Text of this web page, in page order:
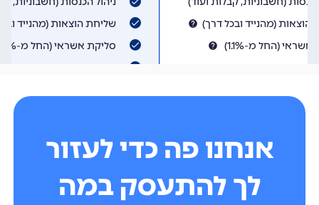
אנחנו פה כדי לעזור
לך להתעסק במה